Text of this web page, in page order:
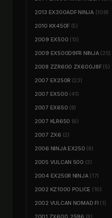
2013 EX300ADF NINJA (109)
2010 KX450F (5)
2009 EX500 (13)
2009 EX500D9FR NINJA (25)
2008 ZZR600 ZX600J8F (5)
2007 EX250R (23)
2007 EX500 (41)
2007 EX650 (8)
2007 KLR650 (6)
2007 ZX6 (2)
2006 NINJA EX250 (8)
2005 VULCAN 500 (3)
2004 EX250R NINJA (17)
2002 KZ1000 POLICE (10)
2002 VULCAN NOMAD FI (1)
2001 ZX600_2596 (8)